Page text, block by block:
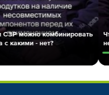
Что выгоднее: мелиорация раз в
несколько лет или регулярные